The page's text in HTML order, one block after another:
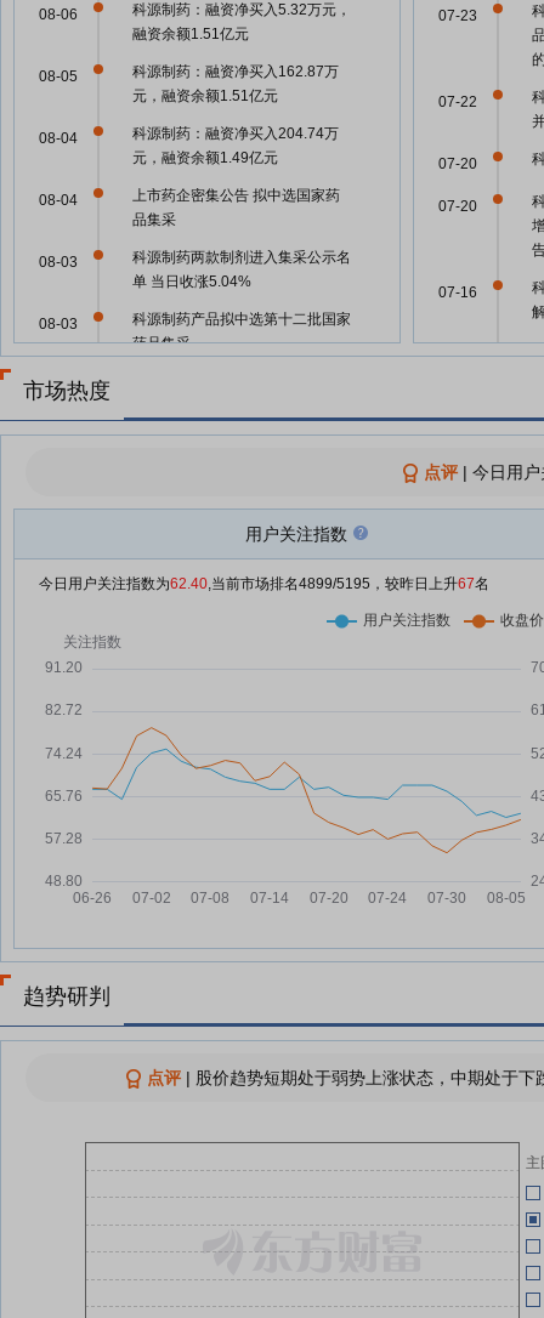
科源制药：融资净买入5.32万元，
融资余额1.51亿元
08-06
科源制药：融资净买入162.87万
元，融资余额1.51亿元
08-05
科源制药：融资净买入204.74万
元，融资余额1.49亿元
08-04
上市药企密集公告 拟中选国家药
品集采
08-04
科源制药两款制剂进入集采公示名
单 当日收涨5.04%
08-03
科源制药产品拟中选第十二批国家
药品集采
08-03
08-03
科源制药全资子公司两品种拟中选
有人变更 两款产品拟中选国采
午间公告：多家上市公司药品拟中
选第十二批全国药品集采 军信股
08-03
科源制药：融资净买入855.9万
元，融资余额1.57亿元
科源制药：2025年度，公司持续
07-30
07-23
07-22
07-20
07-20
07-16
07-15
07-02
06-23
06-05
06-05
06-01
06-01
06-01
市场热度
点评| 今日用
用户关注指数
今日用户关注指数为62.40,当前市场排名4899/5195，较昨日上升67名
趋势研判
点评| 股价趋势短期处于弱势上涨状态，中期处于
主